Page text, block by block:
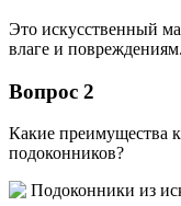
Это искусственный
влаге и повреждениям.
Вопрос 2
Какие преимущества
подоконников?